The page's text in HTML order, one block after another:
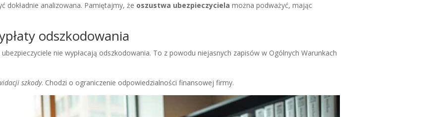
dokładnie analizowana. Pamiętajmy, że oszustwa ubezpieczyciela można podważyć, mając
odszkodowania
nie wypłacają odszkodowania. To z powodu niejasnych zapisów w Ogólnych Warunkach
szkody. Chodzi o ograniczenie odpowiedzialności finansowej firmy.